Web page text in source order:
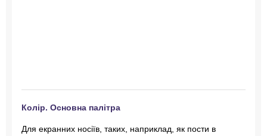
Колір. Основна палітра
Для екранних носіїв, таких, наприклад, як пости в